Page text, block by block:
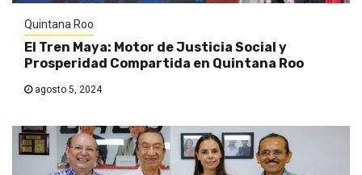
Quintana Roo
El Tren Maya: Motor de Justicia Social y
Prosperidad Compartida en Quintana Roo
agosto 5, 2024